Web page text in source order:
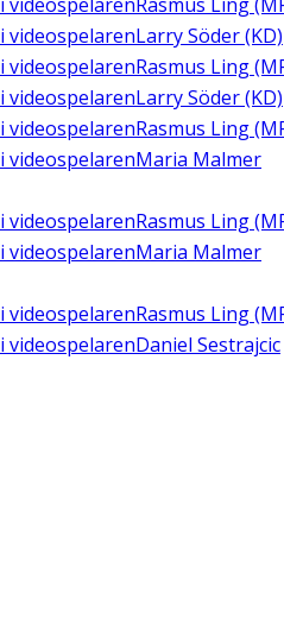
i videospelarenLarry Söder (KD)
i videospelarenRasmus Ling
i videospelarenLarry Söder (KD)
i videospelarenRasmus Ling
i videospelarenMaria Malmer
i videospelarenRasmus Ling
i videospelarenMaria Malmer
i videospelarenRasmus Ling
i videospelarenDaniel Sestrajcic